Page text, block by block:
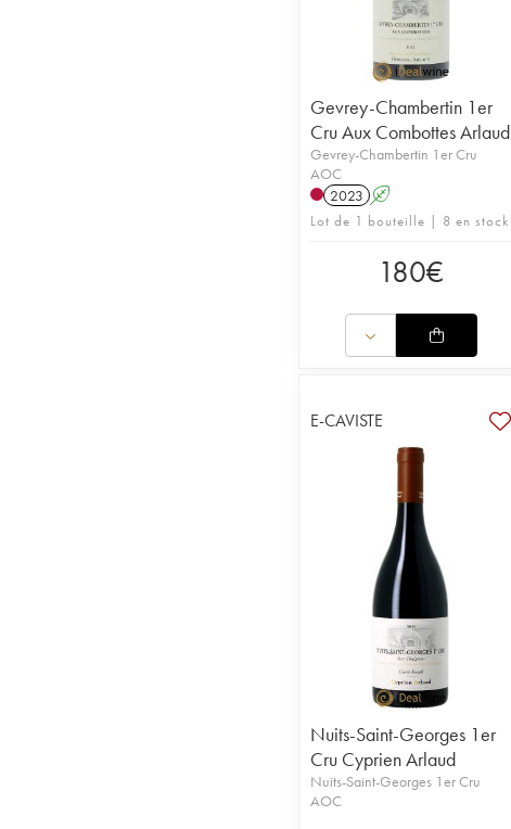
Gevrey-Chambertin 1er
Cru Aux Combottes Arlaud
Gevrey-Chambertin 1er Cru
AOC
2023 A
Lot de 1 bouteille | 8 en stock
180€
E-CAVISTE
Nuits-Saint-Georges 1er
Cru Cyprien Arlaud
Nuits-Saint-Georges 1er Cru
AOC